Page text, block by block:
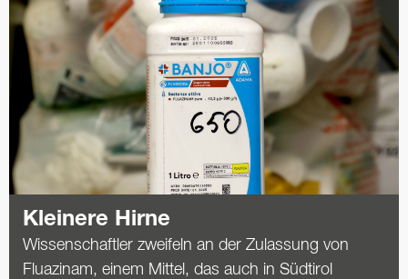
Kleinere Hirne
Wissenschaftler zweifeln an der Zulassung von
Fluazinam, einem Mittel, das auch in Südtirol